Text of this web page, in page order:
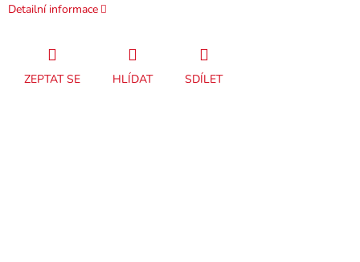
Detailní informace
ZEPTAT SE HLÍDAT SDÍLET